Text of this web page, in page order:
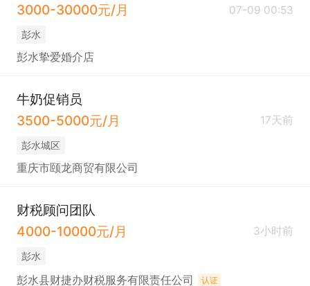
3000-30000元/月
07-09 00:53
彭水
彭水挚爱婚介店
牛奶促销员
3500-5000元/月
17天前
彭水城区
重庆市颐龙商贸有限公司
财税顾问团队
4000-10000元/月
3小时前
彭水
彭水县财捷办财税服务有限责任公司 认证